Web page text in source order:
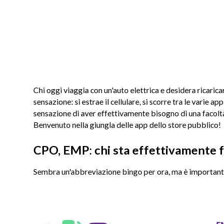
Chi oggi viaggia con un'auto elettrica e desidera
sensazione: si estrae il cellulare, si scorre tra le varie
sensazione di aver effettivamente bisogno di una
Benvenuto nella giungla delle app dello store pubblico!
CPO, EMP: chi sta effettivamente
Sembra un'abbreviazione bingo per ora, ma è